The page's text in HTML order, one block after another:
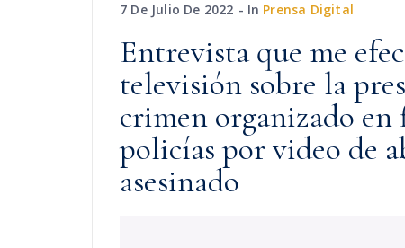
7 De Julio De 2022 In Prensa Digital
Entrevista que me
televisión sobre la
crimen organizado en
policías por video de
asesinado